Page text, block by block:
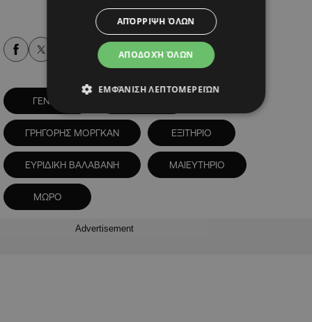
Alpha Podcasts
ΓΕΝΝΑ
ΓΡΗΓΟΡΗΣ ΜΟΡΓΚΑΝ ΕΞΙΤΗΡΙΟ
ΕΥΡΙΔΙΚΗ ΒΑΛΑΒΑΝΗ ΜΑΙΕΥΤΗΡΙΟ
ΜΩΡΟ
Advertisement
ΑΠΟΔΟΧΉ ΌΛΩΝ
ΑΠΌΡΡΙΨΗ ΌΛΩΝ
ΕΜΦΆΝΙΣΗ ΛΕΠΤΟΜΕΡΕΙΏΝ